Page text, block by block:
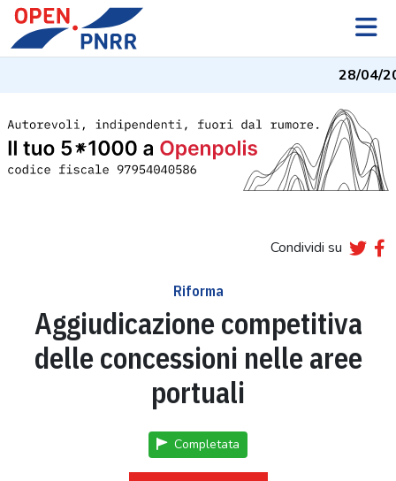
28/04/
Condividi su
Riforma
Aggiudicazione competitiva
delle concessioni nelle aree
portuali
Completata